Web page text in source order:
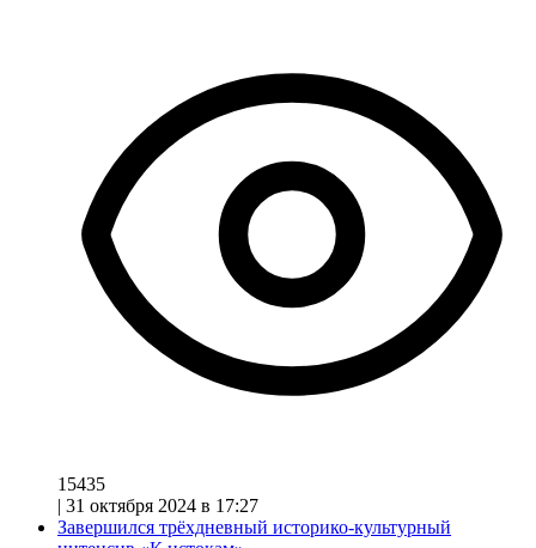
15435
| 31 октября 2024 в 17:27
Завершился трёхдневный историко-культурный